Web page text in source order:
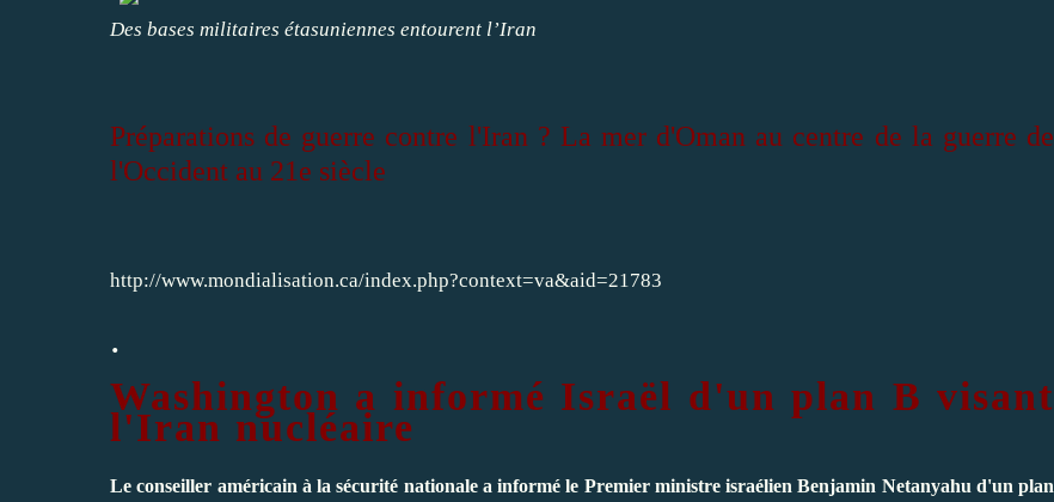
Des bases militaires étasuniennes entourent l’Iran
Préparations de guerre contre l'Iran ? La mer d'Oman au centre de la guerre de
l'Occident au 21e siècle
http://www.mondialisation.ca/index.php?context=va&aid=21783
.
Washington a informé Israël d'un plan B visant
l'Iran nucléaire
Le conseiller américain à la sécurité nationale a informé le Premier ministre israélien Benjamin Netanyahu d'un plan